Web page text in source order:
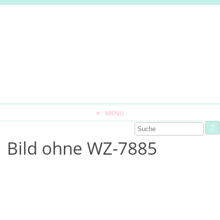
MENU
Bild ohne WZ-7885